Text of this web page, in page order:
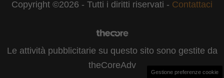
Copyright ©2026 - Tutti i diritti riservati - Contattaci
Le attività pubblicitarie su questo sito sono gestite da
theCoreAdv
Gestione preferenze cookie